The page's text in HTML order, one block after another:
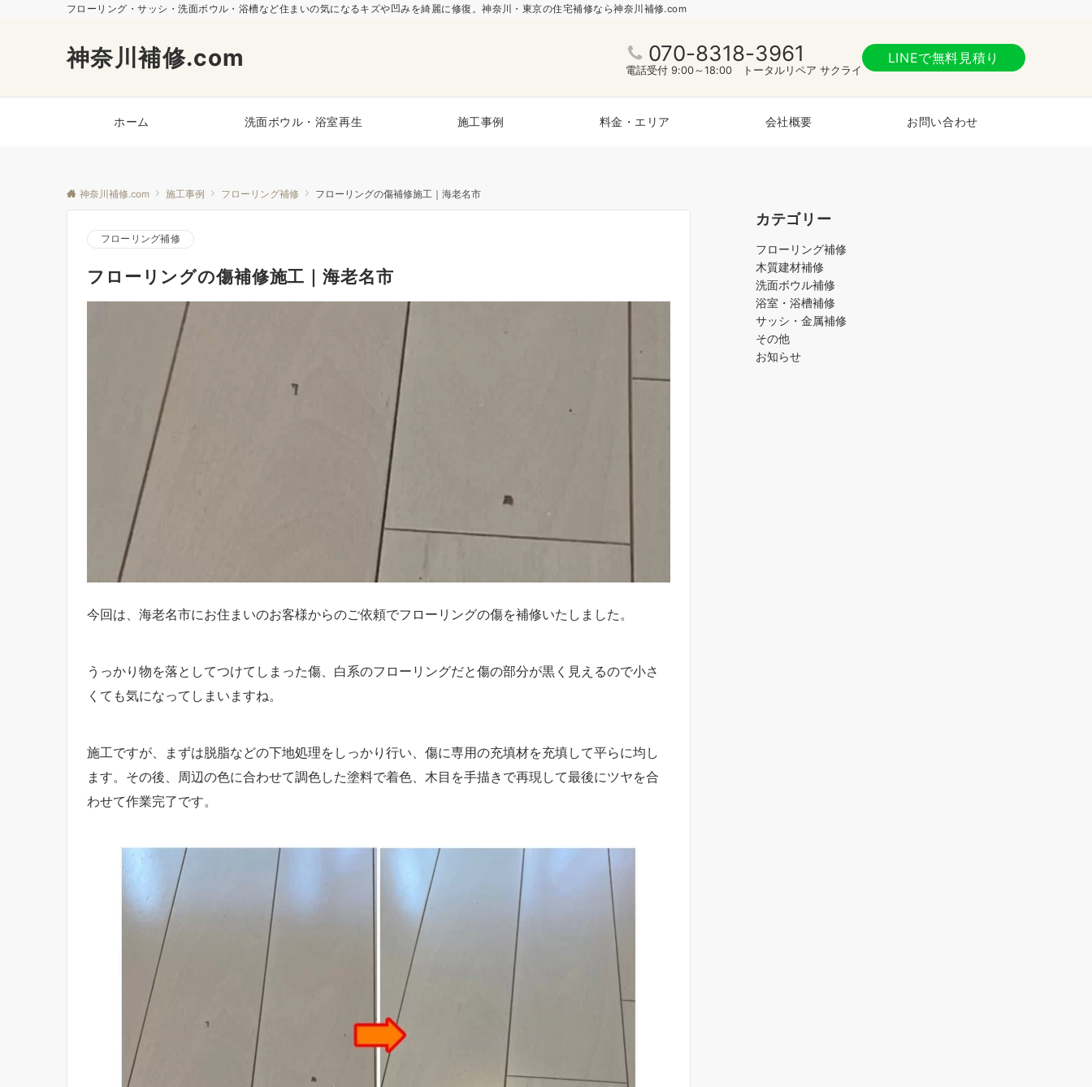
フローリング・サッシ・洗面ボウル・浴槽など住まいの気になるキズや凹みを綺麗に修復。神奈川・東京の住宅補修なら神奈川補修.com
神奈川補修.com 070-8318-3961
電話受付 9:00～18:00 トータルリペア サクライ
LINEで無料見積り
ホーム 洗面ボウル・浴室再生 施工事例 料金・エリア 会社概要 お問い合わせ
神奈川補修.com 施工事例 フローリング補修 フローリングの傷補修施工｜海老名市
フローリング補修
フローリングの傷補修施工｜海老名市
今回は、海老名市にお住まいのお客様からのご依頼でフローリングの傷を補修いたしました。
うっかり物を落としてつけてしまった傷、白系のフローリングだと傷の部分が黒く見えるので小さ
くても気になってしまいますね。
施工ですが、まずは脱脂などの下地処理をしっかり行い、傷に専用の充填材を充填して平らに均し
ます。その後、周辺の色に合わせて調色した塗料で着色、木目を手描きで再現して最後にツヤを合
わせて作業完了です。
カテゴリー
フローリング補修
木質建材補修
洗面ボウル補修
浴室・浴槽補修
サッシ・金属補修
その他
お知らせ